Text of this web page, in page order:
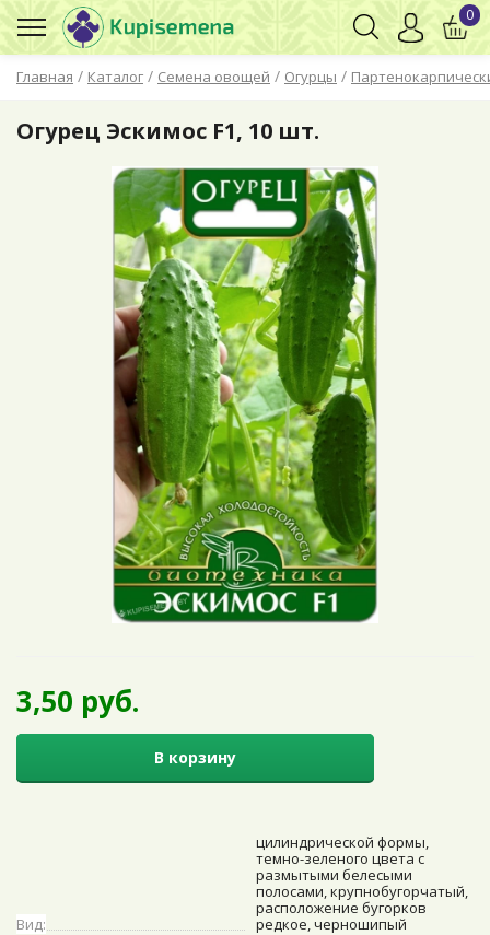
Главная / Каталог / Семена овощей / Огурцы /
0
Огурец Эскимос F1, 10 шт.
3,50 руб.
В корзину
Вид:
цилиндрической формы,
темно-зеленого цвета с
размытыми белесыми
полосами, крупнобугорчатый,
расположение бугорков
редкое, черношипый